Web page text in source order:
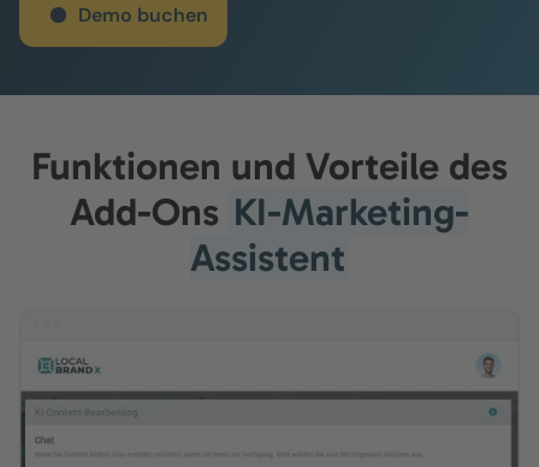
Demo buchen
Funktionen und Vorteile des
Add-Ons KI-Marketing-
Assistent